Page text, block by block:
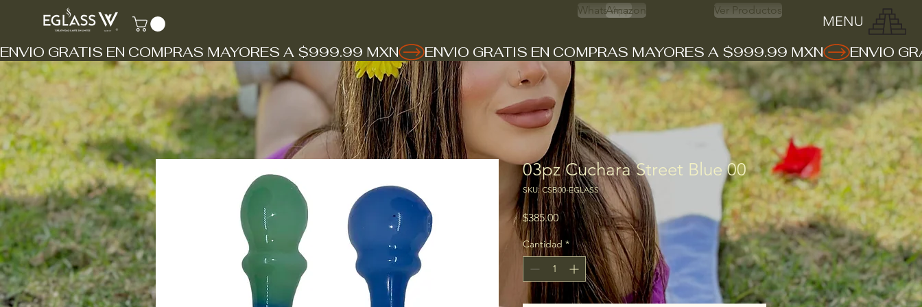
Whats App
Amazon Ver Productos
MENU
ENVIO GRATIS EN COMPRAS MAYORES A $999.99 MXN
03pz Cuchara Street Blue 00
SKU: CSB00-EGLASS
$385.00Precio
Cantidad *